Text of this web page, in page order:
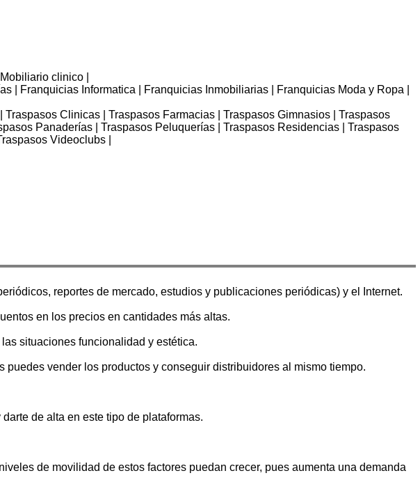
clinico |
| Franquicias Informatica | Franquicias Inmobiliarias | Franquicias Moda y Ropa |
Clinicas | Traspasos Farmacias | Traspasos Gimnasios | Traspasos
Panaderías | Traspasos Peluquerías | Traspasos Residencias | Traspasos
Videoclubs |
reportes de mercado, estudios y publicaciones periódicas) y el Internet.
en los precios en cantidades más altas.
situaciones funcionalidad y estética.
vender los productos y conseguir distribuidores al mismo tiempo.
de alta en este tipo de plataformas.
de movilidad de estos factores puedan crecer, pues aumenta una demanda